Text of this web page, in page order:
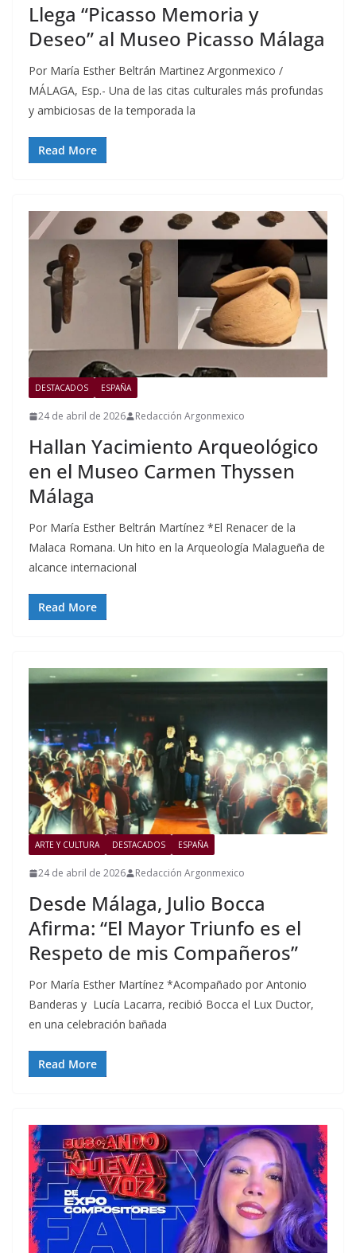
Llega “Picasso Memoria y
Deseo” al Museo Picasso Málaga
Por María Esther Beltrán Martinez Argonmexico /
MÁLAGA, Esp.- Una de las citas culturales más profundas
y ambiciosas de la temporada la
Read More
DESTACADOS ESPAÑA
24 de abril de 2026 Redacción Argonmexico
Hallan Yacimiento Arqueológico
en el Museo Carmen Thyssen
Málaga
Por María Esther Beltrán Martínez *El Renacer de la
Malaca Romana. Un hito en la Arqueología Malagueña de
alcance internacional
Read More
ARTE Y CULTURA DESTACADOS ESPAÑA
24 de abril de 2026 Redacción Argonmexico
Desde Málaga, Julio Bocca
Afirma: “El Mayor Triunfo es el
Respeto de mis Compañeros”
Por María Esther Martínez *Acompañado por Antonio
Banderas y Lucía Lacarra, recibió Bocca el Lux Ductor,
en una celebración bañada
Read More